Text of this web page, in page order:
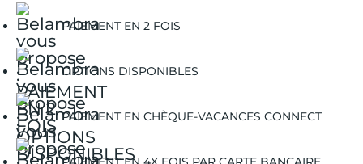
PAIEMENT EN 2 FOIS
OPTIONS DISPONIBLES
PAIEMENT EN CHÈQUE-VACANCES CONNECT